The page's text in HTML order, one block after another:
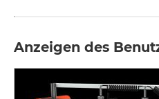
Anzeigen des